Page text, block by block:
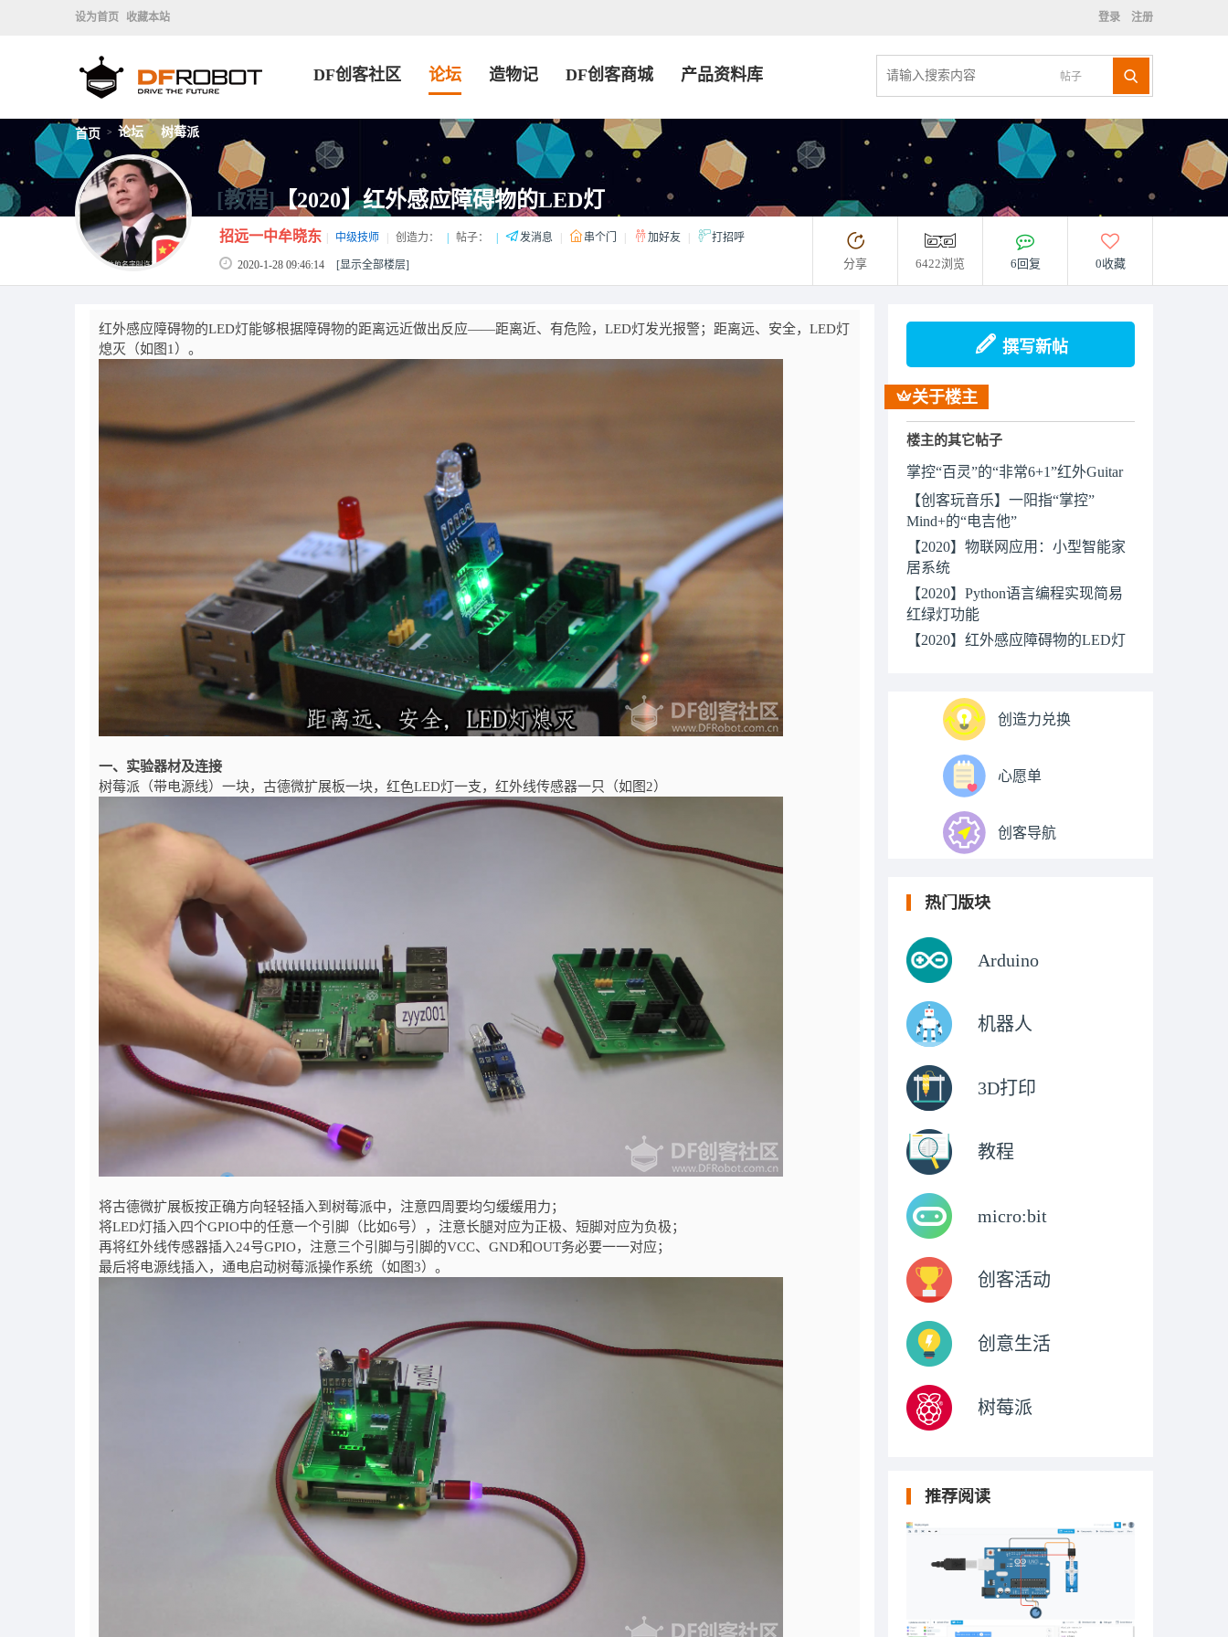
设为首页 收藏本站 登录 注册
帖子
DF创客社区 论坛 造物记 DF创客商城 产品资料库
首页 > 论坛 > 树莓派
[教程]【2020】红外感应障碍物的LED灯
招远一中牟晓东 中级技师 创造力： 帖子： 发消息 串个门 加好友 打招呼
2020-1-28 09:46:14 [显示全部楼层] 分享 6422浏览 6回复 0收藏
红外感应障碍物的LED灯能够根据障碍物的距离远近做出反应——距离近、有危险，LED灯发光报警；距离远、安全，LED灯
熄灭（如图1）。
一、实验器材及连接
树莓派（带电源线）一块，古德微扩展板一块，红色LED灯一支，红外线传感器一只（如图2）
将古德微扩展板按正确方向轻轻插入到树莓派中，注意四周要均匀缓缓用力；
将LED灯插入四个GPIO中的任意一个引脚（比如6号），注意长腿对应为正极、短脚对应为负极；
再将红外线传感器插入24号GPIO，注意三个引脚与引脚的VCC、GND和OUT务必要一一对应；
最后将电源线插入，通电启动树莓派操作系统（如图3）。
撰写新帖
关于楼主
楼主的其它帖子
掌控“百灵”的“非常6+1”红外Guitar
【创客玩音乐】一阳指“掌控”
Mind+的“电吉他”
【2020】物联网应用：小型智能家
居系统
【2020】Python语言编程实现简易
红绿灯功能
【2020】红外感应障碍物的LED灯
创造力兑换
心愿单
创客导航
热门版块
Arduino
机器人
3D打印
教程
micro:bit
创客活动
创意生活
树莓派
推荐阅读